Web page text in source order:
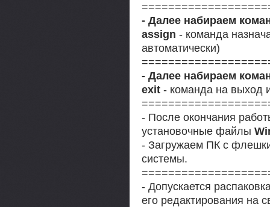
- Далее набираем
assign - команда
автоматически)
- Далее набираем
exit - команда на выход
- После окончания
установочные файлы
- Загружаем ПК с
системы.
- Допускается
его редактирования на